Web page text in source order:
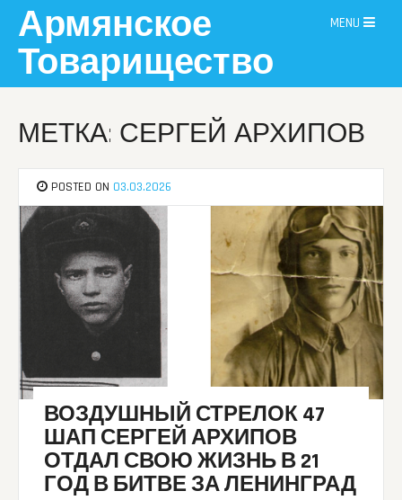
content
Армянское
Товарищество
MENU
МЕТКА: СЕРГЕЙ АРХИПОВ
POSTED ON 03.03.2026
ВОЗДУШНЫЙ СТРЕЛОК 47
ШАП СЕРГЕЙ АРХИПОВ
ОТДАЛ СВОЮ ЖИЗНЬ В 21
ГОД В БИТВЕ ЗА ЛЕНИНГРАД